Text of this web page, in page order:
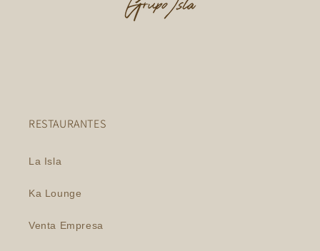
RESTAURANTES
La Isla
Ka Lounge
Venta Empresa